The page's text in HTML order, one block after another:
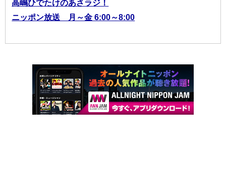
高嶋ひでたけのあさラジ！
ニッポン放送 月～金 6:00～8:00